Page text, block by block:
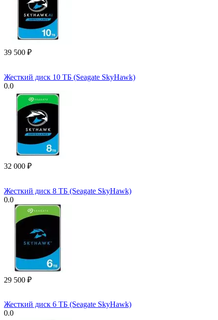
39 500 ₽
Жесткий диск 10 ТБ (Seagate SkyHawk)
0.0
32 000 ₽
Жесткий диск 8 ТБ (Seagate SkyHawk)
0.0
29 500 ₽
Жесткий диск 6 ТБ (Seagate SkyHawk)
0.0